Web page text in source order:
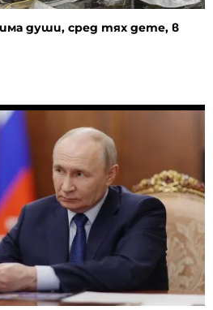
души, сред тях дете, в